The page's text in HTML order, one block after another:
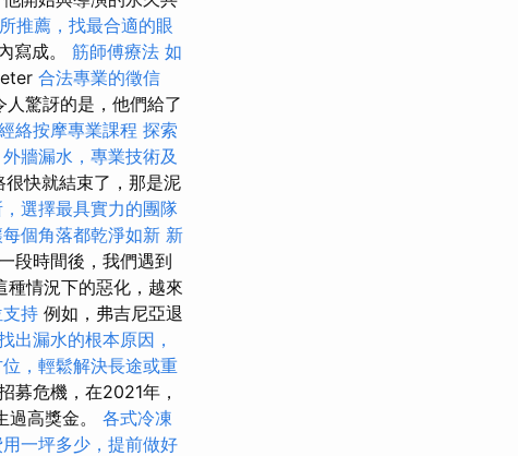
推薦，找最合適的眼
寫成。 筋師傅療法 如
合法專業的徵信
人驚訝的是，他們給了
絡按摩專業課程 探索
外牆漏水，專業技術及
快就結束了，那是泥
選擇最具實力的團隊
個角落都乾淨如新 新
段時間後，我們遇到
種情況下的惡化，越來
持 例如，弗吉尼亞退
出漏水的根本原因，
，輕鬆解決長途或重
募危機，在2021年，
高獎金。 各式冷凍
一坪多少，提前做好